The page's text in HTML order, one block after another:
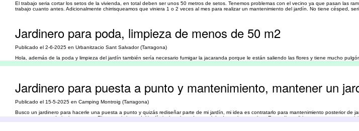
El trabajo seria cortar los setos de la vivienda, en total deben ser unos 50 metros de setos. Tenemos problemas con el vecino ya que pasan las
trabajo cuanto antes. Adicionalmente chirrisqueamos que viniera 1 o 2 veces al mes para realizar un mantenimiento del jardín. No tiene césped,
Jardinero para poda, limpieza de menos de 50 m2
Publicado el 2-6-2025 en Urbanitzacio Sant Salvador (Tarragona)
Hola, además de la poda y limpieza del jardín también sería necesario fumigar la jacaranda porque le están saliendo las flores y tiene mucho
Jardinero para puesta a punto y mantenimiento, mantener un
Publicado el 15-5-2025 en Camping Montroig (Tarragona)
Busco un jardinero para hacerle una puesta a punto y quizás rediseñar parte de mi jardín, mi idea es contratarlo para mantenimiento posterior de
vez por semana de junio a agosto. El mantenimiento del jardín incluye la poda anual de dos palmeras altas. Estoy disponible esta semana para